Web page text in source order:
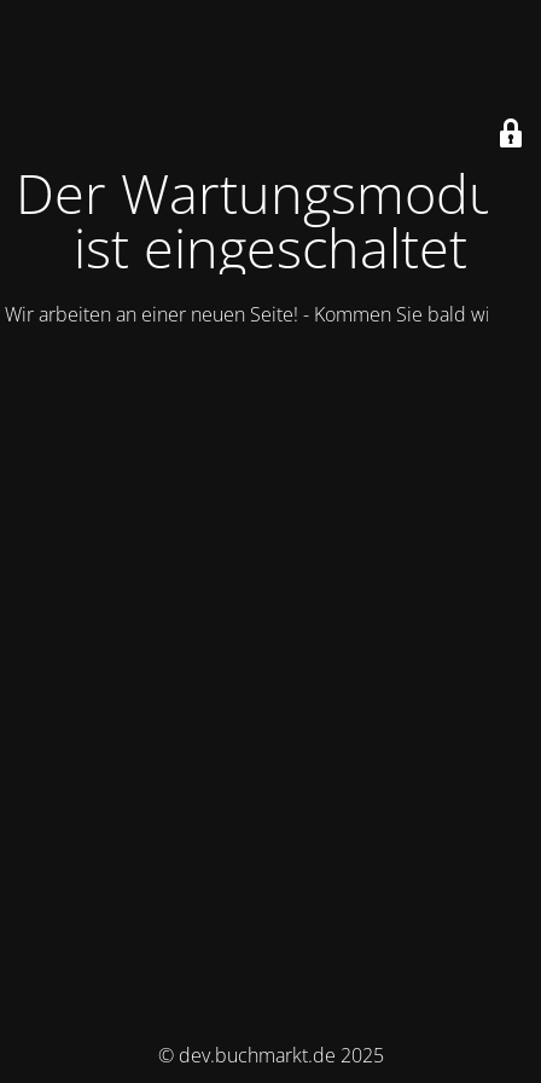
Der Wartungsmodus
ist eingeschaltet
Wir arbeiten an einer neuen Seite! - Kommen Sie bald wieder.
© dev.buchmarkt.de 2025